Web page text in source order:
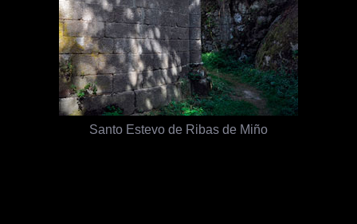
Santo Estevo de Ribas de Miño